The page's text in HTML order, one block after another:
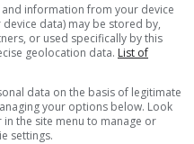
information from your device
data) may be stored by,
or used specifically by this
geolocation data. List of
data on the basis of legitimate
your options below. Look
the site menu to manage or
settings.